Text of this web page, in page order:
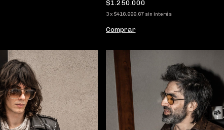
$1.250.000
3 x $416.666,67 sin interés
Comprar